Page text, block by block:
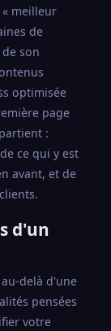
meilleur
de
son
optimisée
page
:
ce qui y est
avant, et de
d'un
delà d'une
pensées
votre